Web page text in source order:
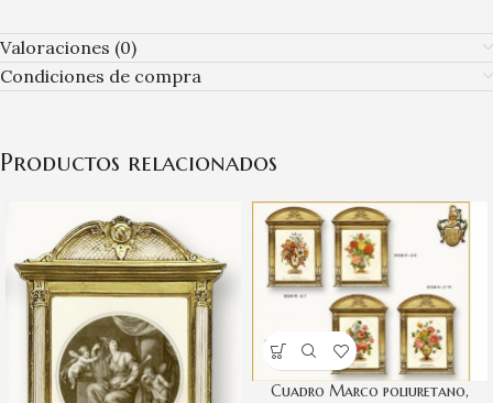
Valoraciones (0)
Condiciones de compra
Productos relacionados
Cuadro Marco poliuretano,